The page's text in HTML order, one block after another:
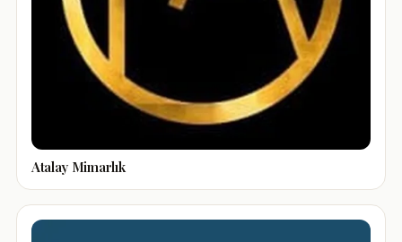
Atalay Mimarlık